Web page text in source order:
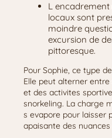
L
locaux sont
moindre
excursion de
pittoresque.
Pour Sophie, ce type
Elle peut alterner
et des activites
snorkeling. La charge
s evapore pour laisser
apaisante des